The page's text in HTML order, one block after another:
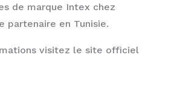
de marque Intex chez
partenaire en Tunisie.
visitez le site officiel